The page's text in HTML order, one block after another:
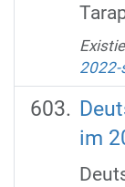
2022-
im